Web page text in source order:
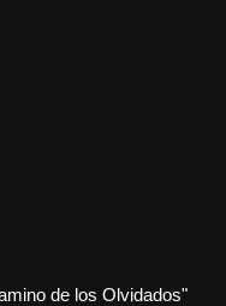
de los Olvidados"